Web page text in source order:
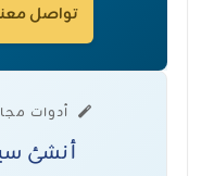
تواصل
أدوات
أنشئ